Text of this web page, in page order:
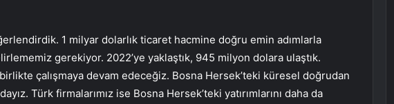
1 milyar dolarlık ticaret hacmine doğru emin adımlarla
gerekiyor. 2022’ye yaklaştık, 945 milyon dolara ulaştık.
çalışmaya devam edeceğiz. Bosna Hersek’teki küresel doğrudan
Türk firmalarımız ise Bosna Hersek’teki yatırımlarını daha da